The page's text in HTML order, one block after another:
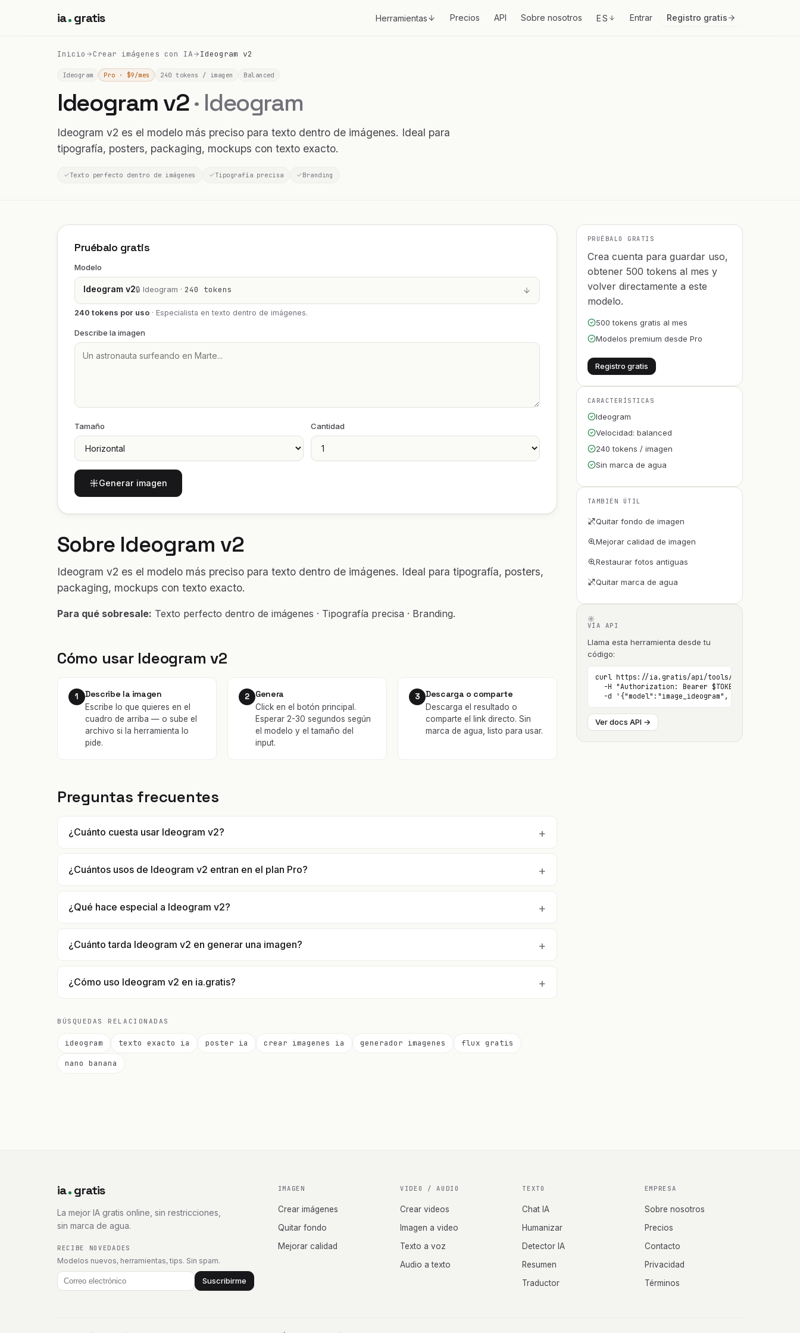
ia gratis Herramientas Precios API Sobre nosotros ES Entrar Registro gratis
Inicio Crear imágenes con IA Ideogram v2
Ideogram Pro · $9/mes 240 tokens / imagen Balanced
Ideogram v2· Ideogram
Ideogram v2 es el modelo más preciso para texto dentro de imágenes. Ideal para
tipografía, posters, packaging, mockups con texto exacto.
Texto perfecto dentro de imágenes Tipografía precisa Branding
Pruébalo gratis
Modelo
Ideogram v2🔒 Ideogram · 240 tokens
240 tokens por uso · Especialista en texto dentro de imágenes.
Describe la imagen
Tamaño Cantidad
Generar imagen
Sobre Ideogram v2
Ideogram v2 es el modelo más preciso para texto dentro de imágenes. Ideal para tipografía, posters,
packaging, mockups con texto exacto.
Para qué sobresale: Texto perfecto dentro de imágenes · Tipografía precisa · Branding.
Cómo usar Ideogram v2
1 Describe la imagen
Escribe lo que quieres en el
cuadro de arriba — o sube el
archivo si la herramienta lo
pide.
2 Genera
Click en el botón principal.
Esperar 2-30 segundos según
el modelo y el tamaño del
input.
3 Descarga o comparte
Descarga el resultado o
comparte el link directo. Sin
marca de agua, listo para usar.
Preguntas frecuentes
¿Cuánto cuesta usar Ideogram v2?
¿Cuántos usos de Ideogram v2 entran en el plan Pro?
¿Qué hace especial a Ideogram v2?
¿Cuánto tarda Ideogram v2 en generar una imagen?
¿Cómo uso Ideogram v2 en ia.gratis?
BÚSQUEDAS RELACIONADAS
ideogram texto exacto ia poster ia crear imagenes ia generador imagenes
flux gratis
nano banana
PRUÉBALO GRATIS
Crea cuenta para guardar uso,
obtener 500 tokens al mes y
volver directamente a este
modelo.
500 tokens gratis al mes
Modelos premium desde Pro
Registro gratis
CARACTERÍSTICAS
Ideogram
Velocidad: balanced
240 tokens / imagen
Sin marca de agua
TAMBIÉN ÚTIL
Quitar fondo de imagen
Mejorar calidad de imagen
Restaurar fotos antiguas
Quitar marca de agua
VÍA API
Llama esta herramienta desde tu
código:
curl https://ia.gratis/api/tools/image/ \
  -H "Authorization: Bearer $TOKEN" \
  -d '{"model":"image_ideogram", ...}'
Ver docs API →
ia gratis
La mejor IA gratis online, sin restricciones,
sin marca de agua.
RECIBE NOVEDADES
Modelos nuevos, herramientas, tips. Sin spam.
Suscribirme
IMAGEN
Crear imágenes
Quitar fondo
Mejorar calidad
VIDEO / AUDIO
Crear videos
Imagen a video
Texto a voz
Audio a texto
TEXTO
Chat IA
Humanizar
Detector IA
Resumen
Traductor
EMPRESA
Sobre nosotros
Precios
Contacto
Privacidad
Términos